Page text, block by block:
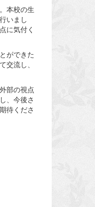
本校の生
いまし
に気付く
ができた
流し、
部の視点
、今後さ
待くださ